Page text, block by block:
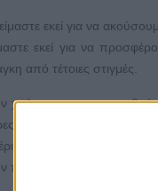
είμαστε εκεί για να
εκεί για να
από τέτοιες στιγμές.
χρόνο μας για να
την εβδομάδα, 9 ώρες
που θα τους βοηθήσει
παιδική χαρά, που θα